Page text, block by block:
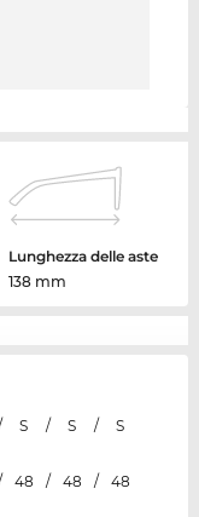
Lunghezza delle aste
138 mm
S / S /
S
48 / 48 /
48